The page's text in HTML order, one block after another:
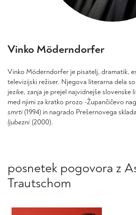
Vinko Möderndorfer
Vinko Möderndorfer je pisatelj, dramatik,
televizijski režiser. Njegova literarna dela
jezike, zanja je prejel najvidnejše slovenske
med njimi za kratko prozo -Župančičevo
smrti (1994) in nagrado Prešernovega
ljubezni (2000).
posnetek pogovora z
Trautschom